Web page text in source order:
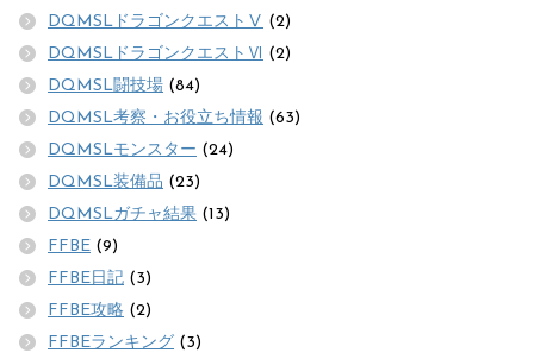
DQMSLドラゴンクエストⅤ (2)
DQMSLドラゴンクエストⅥ (2)
DQMSL闘技場 (84)
DQMSL考察・お役立ち情報 (63)
DQMSLモンスター (24)
DQMSL装備品 (23)
DQMSLガチャ結果 (13)
FFBE (9)
FFBE日記 (3)
FFBE攻略 (2)
FFBEランキング (3)